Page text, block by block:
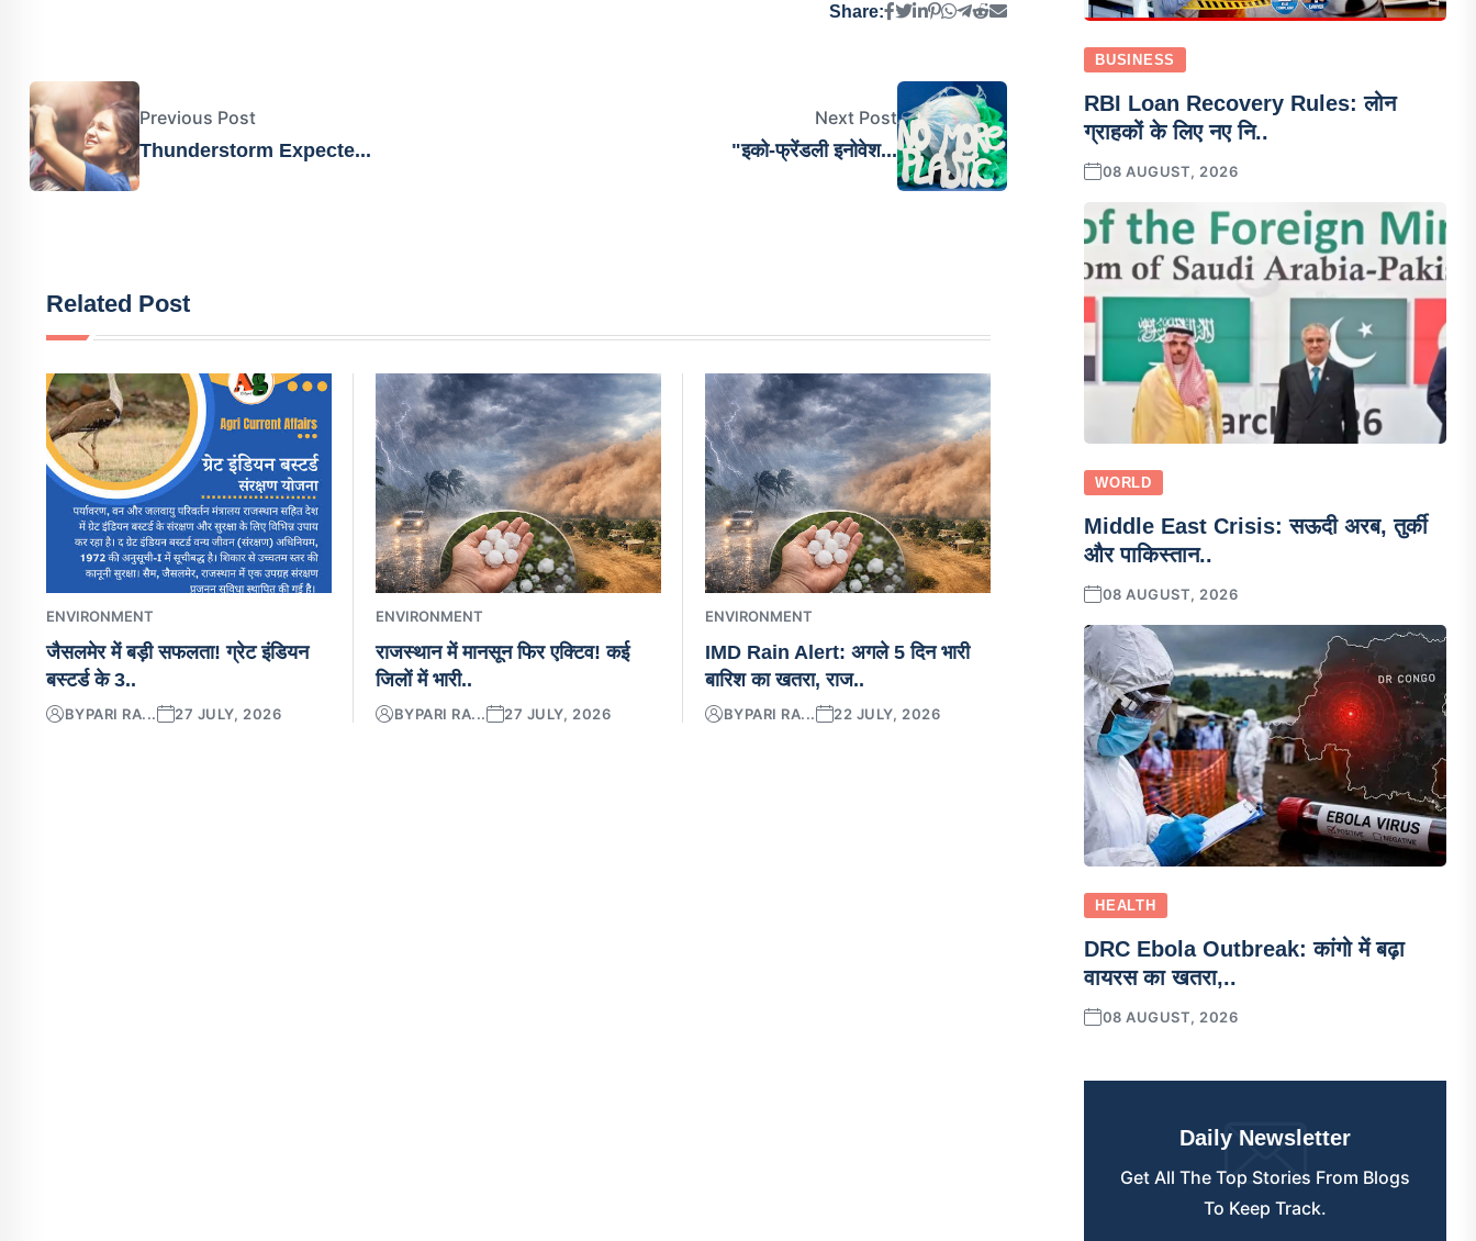
Share:
Previous Post
Thunderstorm Expecte...
Next Post
"इको-फ्रेंडली इनोवेश...
Related Post
ENVIRONMENT
जैसलमेर में बड़ी सफलता! ग्रेट इंडियन
बस्टर्ड के 3..
BYPARI RA... 27 JULY, 2026
ENVIRONMENT
राजस्थान में मानसून फिर एक्टिव! कई
जिलों में भारी..
BYPARI RA... 27 JULY, 2026
ENVIRONMENT
IMD Rain Alert: अगले 5 दिन भारी
बारिश का खतरा, राज..
BYPARI RA... 22 JULY, 2026
BUSINESS
RBI Loan Recovery Rules: लोन
ग्राहकों के लिए नए नि..
08 AUGUST, 2026
WORLD
Middle East Crisis: सऊदी अरब, तुर्की
और पाकिस्तान..
08 AUGUST, 2026
HEALTH
DRC Ebola Outbreak: कांगो में बढ़ा
वायरस का खतरा,..
08 AUGUST, 2026
Daily Newsletter
Get All The Top Stories From Blogs
To Keep Track.